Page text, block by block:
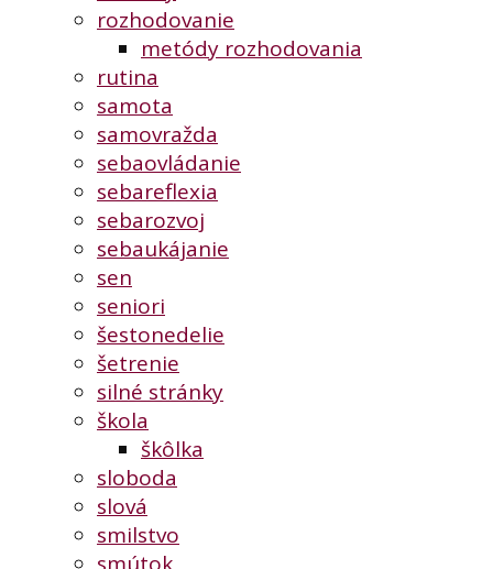
rozhodovanie
metódy rozhodovania
rutina
samota
samovražda
sebaovládanie
sebareflexia
sebarozvoj
sebaukájanie
sen
seniori
šestonedelie
šetrenie
silné stránky
škola
škôlka
sloboda
slová
smilstvo
smútok